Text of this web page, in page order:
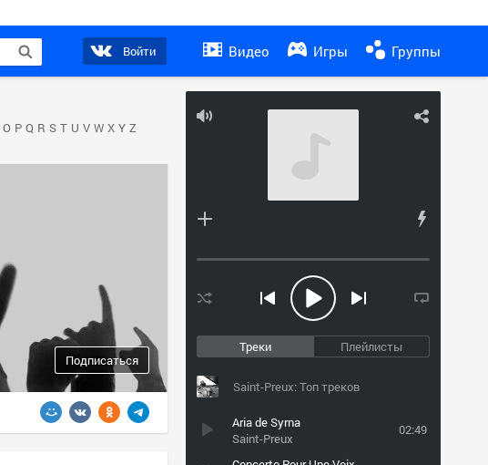
Войти Видео Игры Группы
Треки Плейлисты
Saint-Preux: Топ треков
Aria de Syrna
Saint-Preux
02:49
O P Q R S T U V W X Y Z
Подписаться